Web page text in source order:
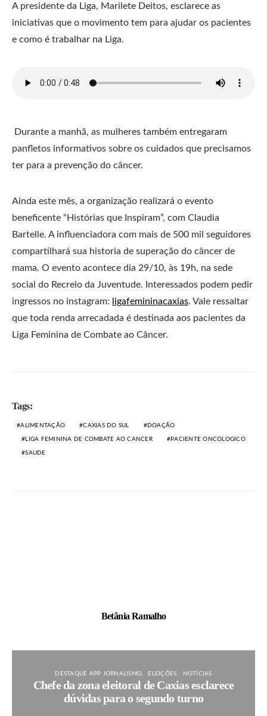
A presidente da Liga, Marilete Deitos, esclarece as
iniciativas que o movimento tem para ajudar os pacientes
e como é trabalhar na Liga.
Durante a manhã, as mulheres também entregaram
panfletos informativos sobre os cuidados que precisamos
ter para a prevenção do câncer.
Ainda este mês, a organização realizará o evento
beneficente “Histórias que Inspiram”, com Claudia
Bartelle. A influenciadora com mais de 500 mil seguidores
compartilhará sua historia de superação do câncer de
mama. O evento acontece dia 29/10, às 19h, na sede
social do Recreio da Juventude. Interessados podem pedir
ingressos no instagram:
ligafemininacaxias. Vale ressaltar
que toda renda arrecadada é destinada aos pacientes da
Liga Feminina de Combate ao Câncer.
Tags:
ALIMENTAÇÃO CAXIAS DO SUL DOAÇÃO
LIGA FEMININA DE COMBATE AO CANCER PACIENTE ONCOLOGICO
SAUDE
Betânia Ramalho
DESTAQUE APP JORNALISMO ELEIÇÕES NOTÍCIAS
Chefe da zona eleitoral de Caxias esclarece
dúvidas para o segundo turno